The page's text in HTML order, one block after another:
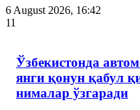
6 August 2026, 16:42
11
Ўзбекистонда
янги қонун қабул
нималар ўзгаради